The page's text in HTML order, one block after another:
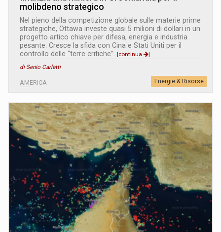
molibdeno strategico
Nel pieno della competizione globale sulle materie prime
strategiche, Ottawa investe quasi 5 milioni di dollari in un
progetto artico chiave per difesa, energia e industria
pesante. Cresce la sfida con Cina e Stati Uniti per il
controllo delle “terre critiche”. [continua
]
di Senio Carletti
AMERICA Energie & Risorse